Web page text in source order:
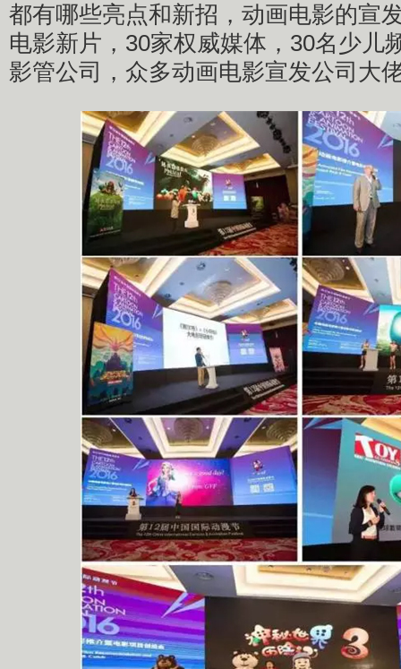
都有哪些亮点和新招，动画电影的宣
电影新片，30家权威媒体，30名少儿
影管公司，众多动画电影宣发公司大